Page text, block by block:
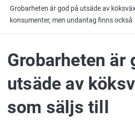
Grobarheten är god på utsäde av
konsumenter, men undantag finns också
Grobarheten är
utsäde av
som säljs till